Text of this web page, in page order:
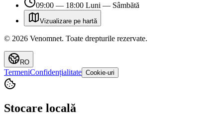
09:00 — 18:00 Luni — Sâmbătă
Vizualizare pe hartă
© 2026 Venomnet. Toate drepturile rezervate.
RO
TermeniConfidențialitate Cookie-uri
Stocare locală